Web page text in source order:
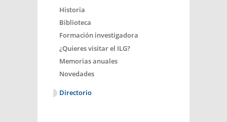
Historia
Biblioteca
Formación investigadora
¿Quieres visitar el ILG?
Memorias anuales
Novedades
Directorio